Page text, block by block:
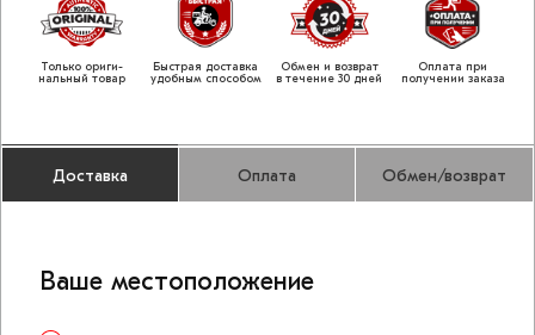
Только ориги­
нальный товар
Быстрая доставка
удобным способом
Обмен и возврат
в течение 30 дней
Оплата при
получении заказа
Доставка Оплата Обмен/возврат
Ваше меcто­положение